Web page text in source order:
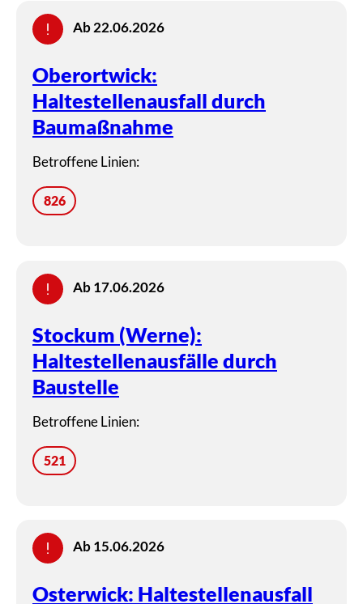
Ab 22.06.2026
Oberortwick:
Haltestellenausfall durch
Baumaßnahme
Betroffene Linien:
826
Ab 17.06.2026
Stockum (Werne):
Haltestellenausfälle durch
Baustelle
Betroffene Linien:
521
Ab 15.06.2026
Osterwick: Haltestellenausfall